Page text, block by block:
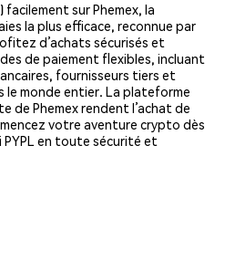
facilement sur Phemex, la
la plus efficace, reconnue par
d’achats sécurisés et
de paiement flexibles, incluant
fournisseurs tiers et
le monde entier. La plateforme
de Phemex rendent l’achat de
votre aventure crypto dès
en toute sécurité et